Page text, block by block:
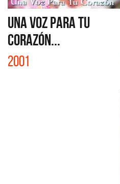
UNA VOZ PARA TU
CORAZÓN...
2001